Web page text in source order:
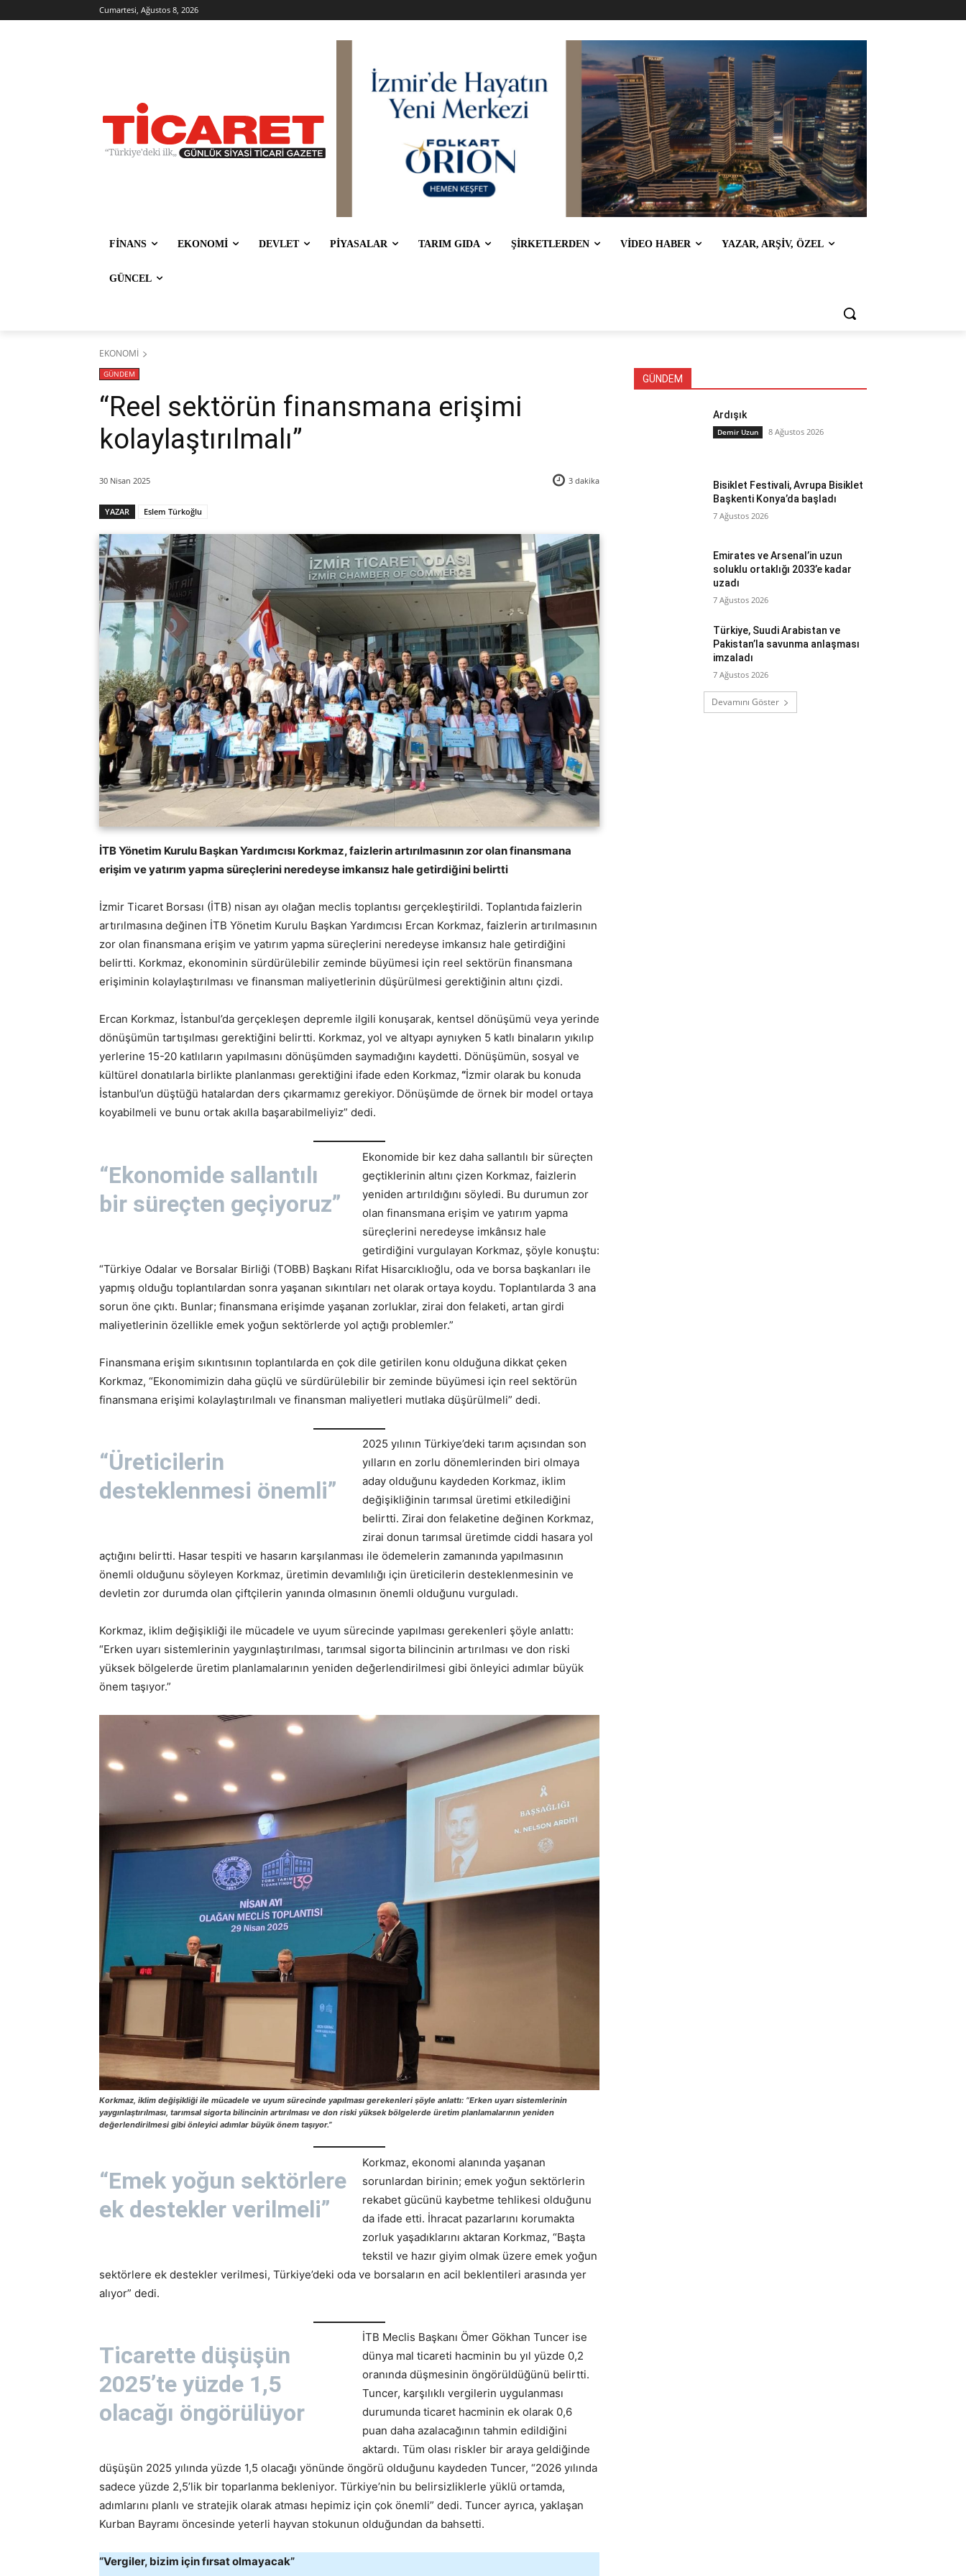
Cumartesi, Ağustos 8, 2026
FİNANS EKONOMİ DEVLET PİYASALAR TARIM GIDA ŞİRKETLERDEN VİDEO HABER YAZAR, ARŞİV, ÖZEL
GÜNCEL
EKONOMİ
GÜNDEM
“Reel sektörün finansmana erişimi
kolaylaştırılmalı”
30 Nisan 2025 3 dakika
YAZAR Eslem Türkoğlu
İTB Yönetim Kurulu Başkan Yardımcısı Korkmaz, faizlerin artırılmasının zor olan finansmana
erişim ve yatırım yapma süreçlerini neredeyse imkansız hale getirdiğini belirtti
İzmir Ticaret Borsası (İTB) nisan ayı olağan meclis toplantısı gerçekleştirildi. Toplantıdafaizlerin
artırılmasına değinen İTB Yönetim Kurulu Başkan Yardımcısı Ercan Korkmaz, faizlerin artırılmasının
zor olan finansmana erişim ve yatırım yapma süreçlerini neredeyse imkansız hale getirdiğini
belirtti. Korkmaz, ekonominin sürdürülebilir zeminde büyümesi için reel sektörün finansmana
erişiminin kolaylaştırılması ve finansman maliyetlerinin düşürülmesi gerektiğinin altını çizdi.
Ercan Korkmaz, İstanbul’da gerçekleşen depremle ilgili konuşarak, kentsel dönüşümü veya yerinde
dönüşümün tartışılması gerektiğini belirtti. Korkmaz, yol ve altyapı aynıyken 5 katlı binaların yıkılıp
yerlerine 15-20 katlıların yapılmasını dönüşümden saymadığını kaydetti. Dönüşümün, sosyal ve
kültürel donatılarla birlikte planlanması gerektiğini ifade eden Korkmaz, “İzmir olarak bu konuda
İstanbul’un düştüğü hatalardan ders çıkarmamız gerekiyor. Dönüşümde de örnek bir model ortaya
koyabilmeli ve bunu ortak akılla başarabilmeliyiz” dedi.
“Ekonomide sallantılı
bir süreçten geçiyoruz”
Ekonomide bir kez daha sallantılı bir süreçten
geçtiklerinin altını çizen Korkmaz, faizlerin
yeniden artırıldığını söyledi. Bu durumun zor
olan finansmana erişim ve yatırım yapma
süreçlerini neredeyse imkânsız hale
getirdiğini vurgulayan Korkmaz, şöyle konuştu:
“Türkiye Odalar ve Borsalar Birliği (TOBB) Başkanı Rifat Hisarcıklıoğlu, oda ve borsa başkanları ile
yapmış olduğu toplantılardan sonra yaşanan sıkıntıları net olarak ortaya koydu. Toplantılarda 3 ana
sorun öne çıktı. Bunlar; finansmana erişimde yaşanan zorluklar, zirai don felaketi, artan girdi
maliyetlerinin özellikle emek yoğun sektörlerde yol açtığı problemler.”
Finansmana erişim sıkıntısının toplantılarda en çok dile getirilen konu olduğuna dikkat çeken
Korkmaz, “Ekonomimizin daha güçlü ve sürdürülebilir bir zeminde büyümesi için reel sektörün
finansmana erişimi kolaylaştırılmalı ve finansman maliyetleri mutlaka düşürülmeli” dedi.
“Üreticilerin
desteklenmesi önemli”
2025 yılının Türkiye’deki tarım açısından son
yılların en zorlu dönemlerinden biri olmaya
aday olduğunu kaydeden Korkmaz, iklim
değişikliğinin tarımsal üretimi etkilediğini
belirtti. Zirai don felaketine değinen Korkmaz,
zirai donun tarımsal üretimde ciddi hasara yol
açtığını belirtti. Hasar tespiti ve hasarın karşılanması ile ödemelerin zamanında yapılmasının
önemli olduğunu söyleyen Korkmaz, üretimin devamlılığı için üreticilerin desteklenmesinin ve
devletin zor durumda olan çiftçilerin yanında olmasının önemli olduğunu vurguladı.
Korkmaz, iklim değişikliği ile mücadele ve uyum sürecinde yapılması gerekenleri şöyle anlattı:
“Erken uyarı sistemlerinin yaygınlaştırılması, tarımsal sigorta bilincinin artırılması ve don riski
yüksek bölgelerde üretim planlamalarının yeniden değerlendirilmesi gibi önleyici adımlar büyük
önem taşıyor.”
Korkmaz, iklim değişikliği ile mücadele ve uyum sürecinde yapılması gerekenleri şöyle anlattı: “Erken uyarı sistemlerinin
yaygınlaştırılması, tarımsal sigorta bilincinin artırılması ve don riski yüksek bölgelerde üretim planlamalarının yeniden
değerlendirilmesi gibi önleyici adımlar büyük önem taşıyor.”
“Emek yoğun sektörlere
ek destekler verilmeli”
Korkmaz, ekonomi alanında yaşanan
sorunlardan birinin; emek yoğun sektörlerin
rekabet gücünü kaybetme tehlikesi olduğunu
da ifade etti. İhracat pazarlarını korumakta
zorluk yaşadıklarını aktaran Korkmaz, “Başta
tekstil ve hazır giyim olmak üzere emek yoğun
sektörlere ek destekler verilmesi, Türkiye’deki oda ve borsaların en acil beklentileri arasında yer
alıyor” dedi.
Ticarette düşüşün
2025’te yüzde 1,5
olacağı öngörülüyor
İTB Meclis Başkanı Ömer Gökhan Tuncer ise
dünya mal ticareti hacminin bu yıl yüzde 0,2
oranında düşmesinin öngörüldüğünü belirtti.
Tuncer, karşılıklı vergilerin uygulanması
durumunda ticaret hacminin ek olarak 0,6
puan daha azalacağının tahmin edildiğini
aktardı. Tüm olası riskler bir araya geldiğinde
düşüşün 2025 yılında yüzde 1,5 olacağı yönünde öngörü olduğunu kaydeden Tuncer, “2026 yılında
sadece yüzde 2,5’lik bir toparlanma bekleniyor. Türkiye’nin bu belirsizliklerle yüklü ortamda,
adımlarını planlı ve stratejik olarak atması hepimiz için çok önemli” dedi. Tuncer ayrıca, yaklaşan
Kurban Bayramı öncesinde yeterli hayvan stokunun olduğundan da bahsetti.
“Vergiler, bizim için fırsat olmayacak”
GÜNDEM
Ardışık
Demir Uzun 8 Ağustos 2026
Bisiklet Festivali, Avrupa Bisiklet
Başkenti Konya’da başladı
7 Ağustos 2026
Emirates ve Arsenal’in uzun
soluklu ortaklığı 2033’e kadar
uzadı
7 Ağustos 2026
Türkiye, Suudi Arabistan ve
Pakistan’la savunma anlaşması
imzaladı
7 Ağustos 2026
Devamını Göster